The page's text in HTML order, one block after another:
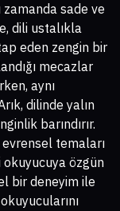
zamanda sade ve
dili ustalıkla
eden zengin bir
mecazlar
aynı
dilinde yalın
barındırır.
evrensel temaları
özgün
bir deneyim ile